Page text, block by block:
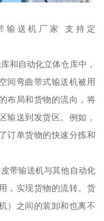
输送机厂家 支持定
和自动化立体仓库中，
间弯曲带式输送机被用
布局和货物的流向，将
输送到发货区。例如，
订单货物的快速分拣和
带输送机与其他自动化
，实现货物的流转。货
）之间的装卸和也离不